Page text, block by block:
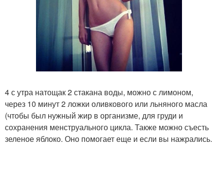
4 с утра натощак 2 стакана воды, можно с лимоном,
через 10 минут 2 ложки оливкового или льняного масла
(чтобы был нужный жир в организме, для груди и
сохранения менструального цикла. Также можно съесть
зеленое яблоко. Оно помогает еще и если вы нажрались.